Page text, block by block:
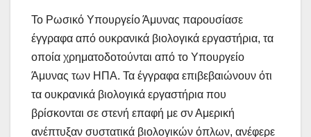
Το Ρωσικό Υπουργείο Άμυνας παρουσίασε
έγγραφα από ουκρανικά βιολογικά εργαστήρια, τα
οποία χρηματοδοτούνται από το Υπουργείο
Άμυνας των ΗΠΑ. Τα έγγραφα επιβεβαιώνουν ότι
τα ουκρανικά βιολογικά εργαστήρια που
βρίσκονται σε στενή επαφή με σν Αμερική
ανέπτυξαν συστατικά βιολογικών όπλων, ανέφερε